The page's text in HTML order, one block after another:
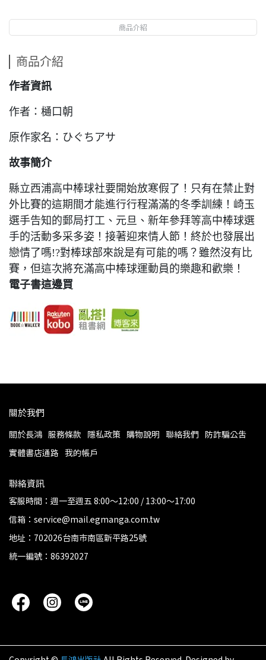
商品介紹
商品介紹
作者資訊
作者：樋口朝
原作家名：ひぐちアサ
故事簡介
縣立西浦高中棒球社要開始放寒假了！只有在禁止對
外比賽的這期間才能進行行程滿滿的冬季訓練！崎玉
選手告知的郵局打工、元旦、新年參拜等高中棒球選
手的活動多采多姿！接著迎來情人節！終於也發展出
戀情了嗎!?對棒球部來說是有可能的嗎？雖然沒有比
賽，但這次將充滿高中棒球運動員的樂趣和歡樂！
電子書這邊買
關於我們
關於長鴻 服務條款 隱私政策 購物說明 聯絡我們 防詐騙公告
實體書店通路 我的帳戶
聯絡資訊
客服時間：週一至週五 8:00～12:00 / 13:00～17:00
信箱：service@mail.egmanga.com.tw
地址：702026台南市南區新平路25號
統一編號：86392027